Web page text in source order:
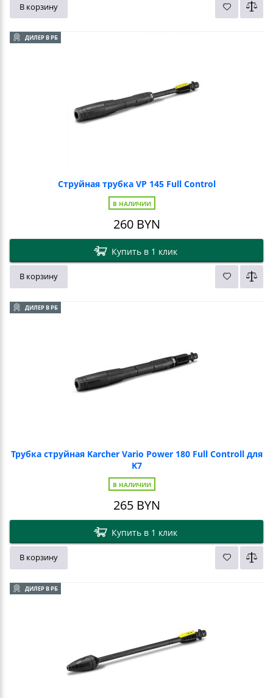
В корзину
ДИЛЕР В РБ
Струйная трубка VP 145 Full Control
В НАЛИЧИИ
260BYN
Купить в 1 клик
В корзину
ДИЛЕР В РБ
Трубка струйная Karcher Vario Power 180 Full Controll для
K7
В НАЛИЧИИ
265BYN
Купить в 1 клик
В корзину
ДИЛЕР В РБ